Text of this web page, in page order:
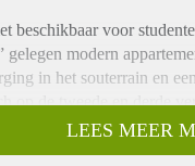
beschikbaar voor
modern
in het souterrain en
op de tweede en derde
gratis
LEES MEER